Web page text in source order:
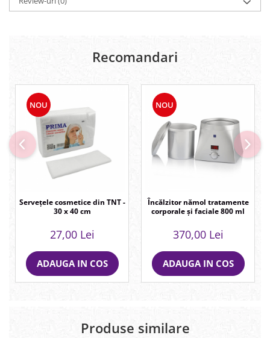
Recomandari
NOU
Servețele cosmetice din TNT -
30 x 40 cm
27,00 Lei
ADAUGA IN COS
NOU
Încălzitor nămol tratamente
corporale și faciale 800 ml
370,00 Lei
ADAUGA IN COS
Produse similare